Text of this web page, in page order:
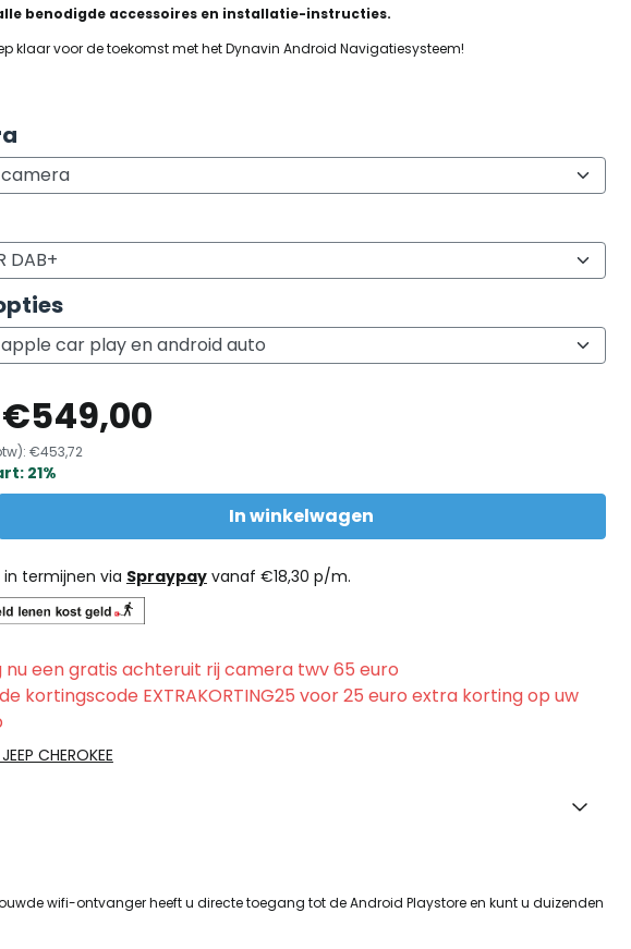
benodigde accessoires en installatie-instructies.
klaar voor de toekomst met het Dynavin Android Navigatiesysteem!
€549,00
€453,72
21%
In winkelwagen
termijnen via Spraypayvanaf €18,30 p/m.
nu een gratis achteruit rij camera twv 65 euro
kortingscode EXTRAKORTING25 voor 25 euro extra korting op uw
CHEROKEE
wifi-ontvanger heeft u directe toegang tot de Android Playstore en kunt u duizenden